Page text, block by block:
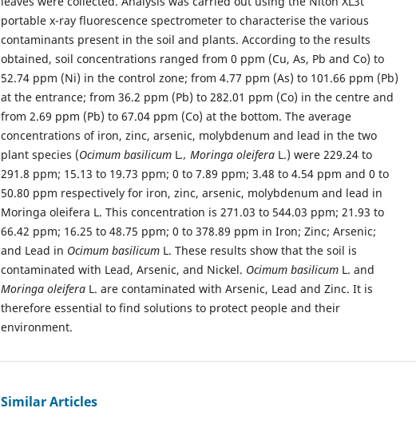
portable x-ray fluorescence spectrometer to characterise the various
contaminants present in the soil and plants. According to the results
obtained, soil concentrations ranged from 0 ppm (Cu, As, Pb and Co) to
52.74 ppm (Ni) in the control zone; from 4.77 ppm (As) to 101.66 ppm (Pb)
at the entrance; from 36.2 ppm (Pb) to 282.01 ppm (Co) in the centre and
from 2.69 ppm (Pb) to 67.04 ppm (Co) at the bottom. The average
concentrations of iron, zinc, arsenic, molybdenum and lead in the two
plant species (Ocimum basilicum L., Moringa oleifera L.) were 229.24 to
291.8 ppm; 15.13 to 19.73 ppm; 0 to 7.89 ppm; 3.48 to 4.54 ppm and 0 to
50.80 ppm respectively for iron, zinc, arsenic, molybdenum and lead in
Moringa oleifera L. This concentration is 271.03 to 544.03 ppm; 21.93 to
66.42 ppm; 16.25 to 48.75 ppm; 0 to 378.89 ppm in Iron; Zinc; Arsenic;
and Lead in Ocimum basilicum L. These results show that the soil is
contaminated with Lead, Arsenic, and Nickel. Ocimum basilicum L. and
Moringa oleifera L. are contaminated with Arsenic, Lead and Zinc. It is
therefore essential to find solutions to protect people and their
environment.
Similar Articles